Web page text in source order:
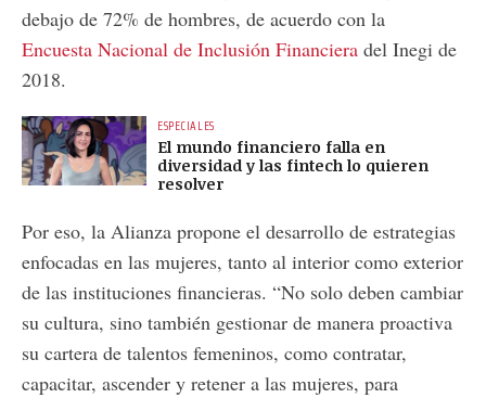
debajo de 72% de hombres, de acuerdo con la
Encuesta Nacional de Inclusión Financiera del Inegi de
2018.
ESPECIALES
El mundo financiero falla en
diversidad y las fintech lo quieren
resolver
Por eso, la Alianza propone el desarrollo de estrategias
enfocadas en las mujeres, tanto al interior como exterior
de las instituciones financieras. “No solo deben cambiar
su cultura, sino también gestionar de manera proactiva
su cartera de talentos femeninos, como contratar,
capacitar, ascender y retener a las mujeres, para